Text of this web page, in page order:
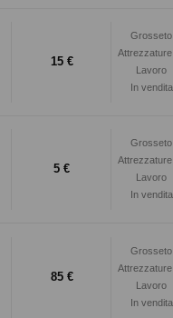
15 €
Grosseto
Attrezzature
Lavoro
In vendita
5 €
Grosseto
Attrezzature
Lavoro
In vendita
85 €
Grosseto
Attrezzature
Lavoro
In vendita